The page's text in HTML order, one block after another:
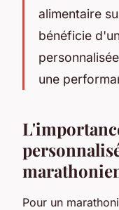
alimentaire
bénéficie
une
Pour un